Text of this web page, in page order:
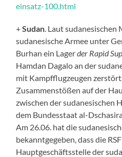
einsatz-100.html
+Sudan . Laut
sudanesische Armee unter
Burhan ein Lagerder Rapid
Hamdan Dagalo an der
mit Kampfflugzeugen
Zusammenstößen auf der
zwischen der sudanesischen
dem Bundesstaat al-
Am 26.06. hat die
bekanntgegeben, dass die
Hauptgeschäftsstelle der